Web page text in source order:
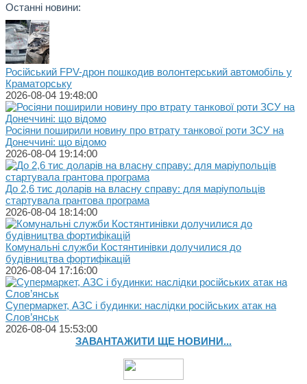
Останні новини:
Російський FPV-дрон пошкодив волонтерський автомобіль у
Краматорську
2026-08-04 19:48:00
Росіяни поширили новину про втрату танкової роти ЗСУ на
Донеччині: що відомо
2026-08-04 19:14:00
До 2,6 тис доларів на власну справу: для маріупольців
стартувала грантова програма
2026-08-04 18:14:00
Комунальні служби Костянтинівки долучилися до
будівництва фортифікацій
2026-08-04 17:16:00
Супермаркет, АЗС і будинки: наслідки російських атак на
Слов’янськ
2026-08-04 15:53:00
ЗАВАНТАЖИТИ ЩЕ НОВИНИ...